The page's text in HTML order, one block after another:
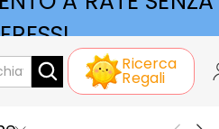
A RATE SENZA
Ricerca
Regali